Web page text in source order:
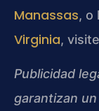
Manassas, o
Virginia,
Publicidad
garantizan